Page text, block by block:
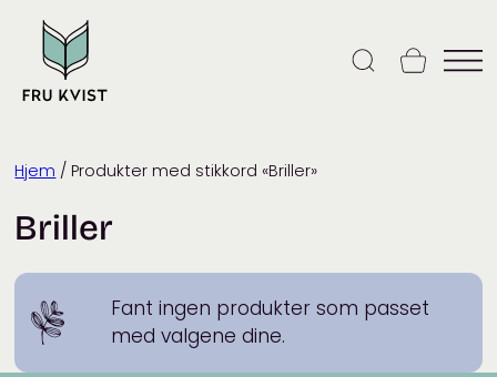
content
Hjem / Produkter med stikkord «Briller»
Briller
Fant ingen produkter som passet
med valgene dine.